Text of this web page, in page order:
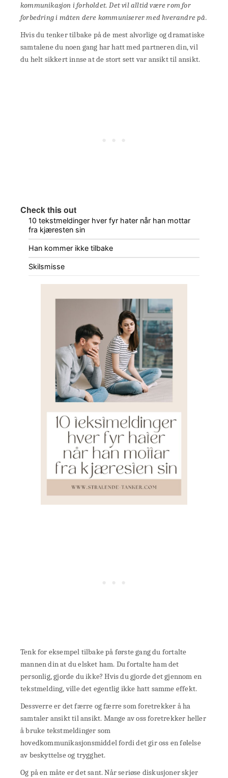
kommunikasjon i forholdet. Det vil alltid være rom for
forbedring i måten dere kommuniserer med hverandre på.
Hvis du tenker tilbake på de mest alvorlige og dramatiske
samtalene du noen gang har hatt med partneren din, vil
du helt sikkert innse at de stort sett var ansikt til ansikt.
Check this out
10 tekstmeldinger hver fyr hater når han mottar
fra kjæresten sin
Han kommer ikke tilbake
Skilsmisse
Tenk for eksempel tilbake på første gang du fortalte
mannen din at du elsket ham. Du fortalte ham det
personlig, gjorde du ikke? Hvis du gjorde det gjennom en
tekstmelding, ville det egentlig ikke hatt samme effekt.
Dessverre er det færre og færre som foretrekker å ha
samtaler ansikt til ansikt. Mange av oss foretrekker heller
å bruke tekstmeldinger som
hovedkommunikasjonsmiddel fordi det gir oss en følelse
av beskyttelse og trygghet.
Og på en måte er det sant. Når seriøse diskusjoner skjer